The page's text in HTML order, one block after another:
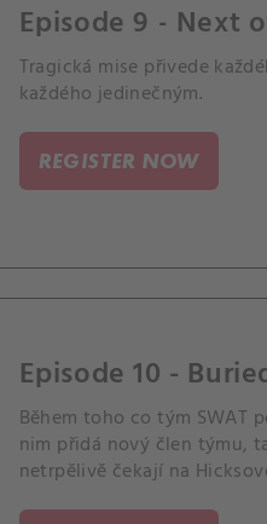
Episode 9 - Next
Tragická mise přivede
každého jedinečným.
REGISTER NOW
Episode 10 -
Během toho co tým SWAT
nim přidá nový člen týmu,
netrpělivě čekají na